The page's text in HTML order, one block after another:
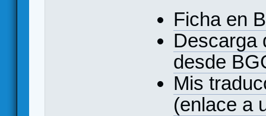
Ficha en
Descarga
desde
Mis
(enlace a